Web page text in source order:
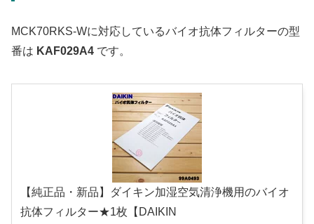
MCK70RKS-Wに対応しているバイオ抗体フィルターの型
番は KAF029A4 です。
【純正品・新品】ダイキン加湿空気清浄機用のバイオ
抗体フィルター★1枚【DAIKIN